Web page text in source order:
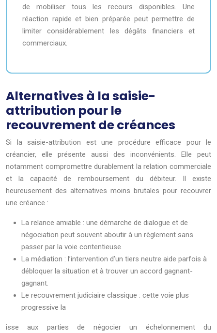
de mobiliser tous les recours disponibles. Une
réaction rapide et bien préparée peut permettre de
limiter considérablement les dégâts financiers et
commerciaux.
Alternatives à la saisie-
attribution pour le
recouvrement de créances
Si la saisie-attribution est une procédure efficace pour le
créancier, elle présente aussi des inconvénients. Elle peut
notamment compromettre durablement la relation commerciale
et la capacité de remboursement du débiteur. Il existe
heureusement des alternatives moins brutales pour recouvrer
une créance :
La relance amiable : une démarche de dialogue et de
négociation peut souvent aboutir à un règlement sans
passer par la voie contentieuse.
La médiation : l’intervention d’un tiers neutre aide parfois à
débloquer la situation et à trouver un accord gagnant-
gagnant.
Le recouvrement judiciaire classique : cette voie plus
progressive la
isse aux parties de négocier un échelonnement du